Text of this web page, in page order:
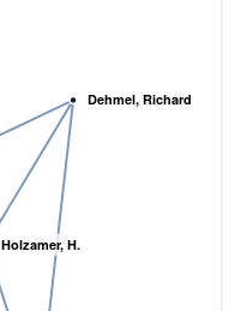
Holzamer, H.
Dehmel, Richard